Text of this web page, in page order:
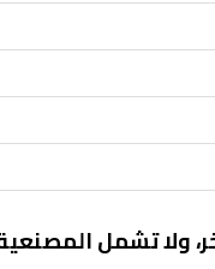
ولا تشمل